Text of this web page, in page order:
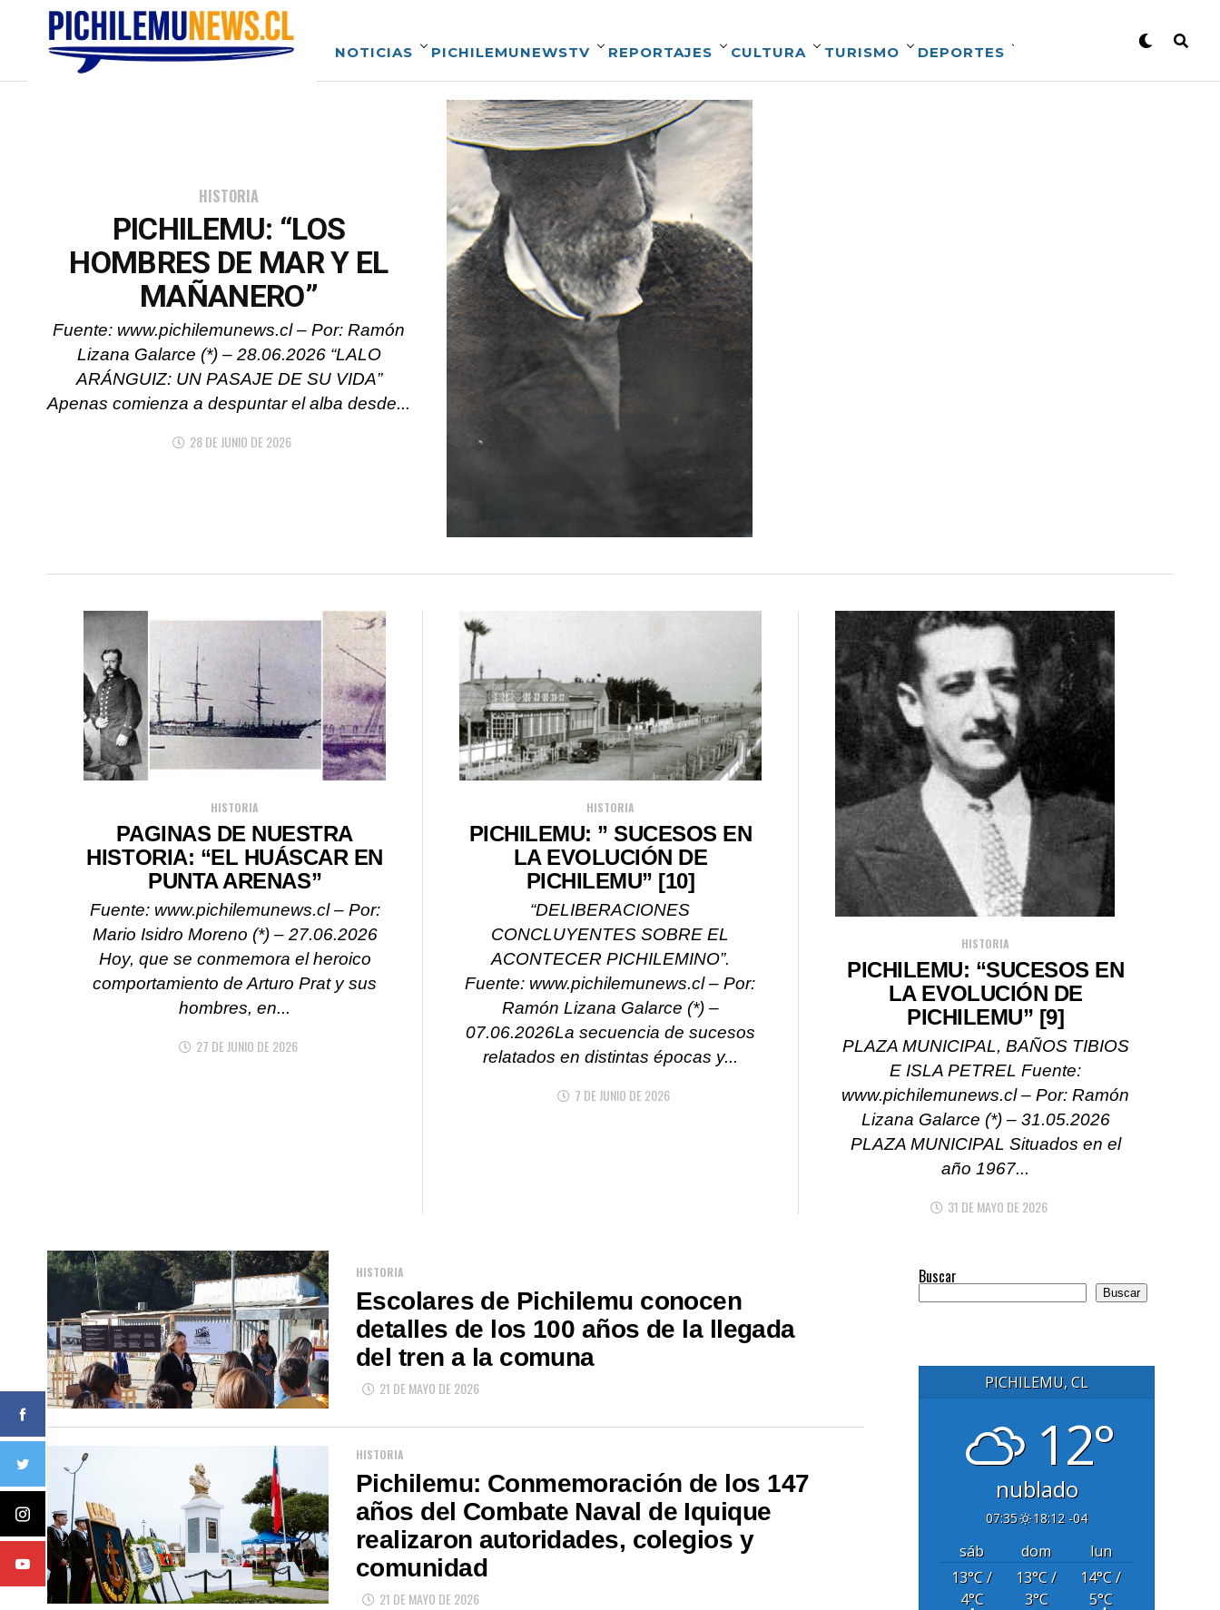
NOTICIAS PICHILEMUNEWSTV REPORTAJES CULTURA TURISMO DEPORTES
HISTORIA
PICHILEMU: “LOS
HOMBRES DE MAR Y EL
MAÑANERO”
Fuente: www.pichilemunews.cl – Por: Ramón
Lizana Galarce (*) – 28.06.2026 “LALO
ARÁNGUIZ: UN PASAJE DE SU VIDA”
Apenas comienza a despuntar el alba desde...
28 DE JUNIO DE 2026
HISTORIA
PAGINAS DE NUESTRA
HISTORIA: “EL HUÁSCAR EN
PUNTA ARENAS”
Fuente: www.pichilemunews.cl – Por:
Mario Isidro Moreno (*) – 27.06.2026
Hoy, que se conmemora el heroico
comportamiento de Arturo Prat y sus
hombres, en...
27 DE JUNIO DE 2026
HISTORIA
PICHILEMU: ” SUCESOS EN
LA EVOLUCIÓN DE
PICHILEMU” [10]
“DELIBERACIONES
CONCLUYENTES SOBRE EL
ACONTECER PICHILEMINO”.
Fuente: www.pichilemunews.cl – Por:
Ramón Lizana Galarce (*) –
07.06.2026La secuencia de sucesos
relatados en distintas épocas y...
7 DE JUNIO DE 2026
HISTORIA
PICHILEMU: “SUCESOS EN
LA EVOLUCIÓN DE
PICHILEMU” [9]
PLAZA MUNICIPAL, BAÑOS TIBIOS
E ISLA PETREL Fuente:
www.pichilemunews.cl – Por: Ramón
Lizana Galarce (*) – 31.05.2026
PLAZA MUNICIPAL Situados en el
año 1967...
31 DE MAYO DE 2026
HISTORIA
Escolares de Pichilemu conocen
detalles de los 100 años de la llegada
del tren a la comuna
21 DE MAYO DE 2026
HISTORIA
Pichilemu: Conmemoración de los 147
años del Combate Naval de Iquique
realizaron autoridades, colegios y
comunidad
21 DE MAYO DE 2026
Buscar
Buscar
PICHILEMU, CL
12°
nublado
07:35 18:12 -04
sáb dom
lun
13°C/
4°C
13°C/
3°C
14°C/
5°C